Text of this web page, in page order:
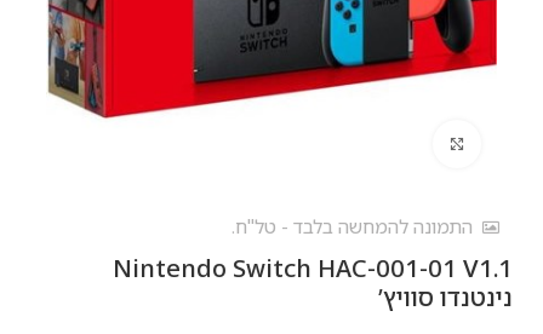
התמונה להמחשה בלבד - טל"ח.
Nintendo Switch HAC-001-01 V1.1
נינטנדו סוויץ’